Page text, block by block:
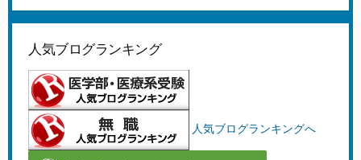
人気ブログランキング
人気ブログランキングへ